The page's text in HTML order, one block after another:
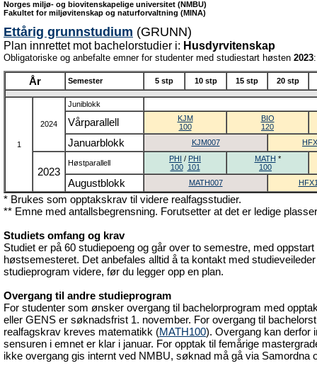
Norges miljø- og biovitenskapelige universitet (NMBU)
Fakultet for miljøvitenskap og naturforvaltning (MINA)
Ettårig grunnstudium (GRUNN)
Plan innrettet mot bachelorstudier i: Husdyrvitenskap
Obligatoriske og anbefalte emner for studenter med studiestart høsten 2023:
År Semester 5 stp 10 stp 15 stp 20 stp
1
2024
Juniblokk
Vårparallell
KJM
100
BIO
120
Januarblokk KJM007
2023
Høstparallell PHI / PHI
100
101
MATH *
100
Augustblokk MATH007
* Brukes som opptakskrav til videre realfagsstudier.
** Emne med antallsbegrensning. Forutsetter at det er ledige
Studiets omfang og krav
Studiet er på 60 studiepoeng og går over to semestre, med oppstart
høstsemesteret. Det anbefales alltid å ta kontakt med
studieprogram videre, før du legger opp en plan.
Overgang til andre studieprogram
For studenter som ønsker overgang til bachelorprogram med
eller GENS er søknadsfrist 1. november. For overgang til
realfagskrav kreves matematikk (MATH100). Overgang kan derfor
sensuren i emnet er klar i januar. For opptak til femårige
ikke overgang gis internt ved NMBU, søknad må gå via Samordna